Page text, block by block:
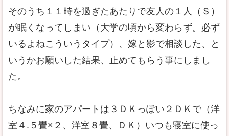
そのうち１１時を過ぎたあたりで友人の１人（Ｓ）
が眠くなってしまい（大学の頃から変わらず。必ず
いるよねこういうタイプ）、嫁と影で相談した、と
いうかお願いした結果、止めてもらう事にしまし
た。
ちなみに家のアパートは３ＤＫっぽい２ＤＫで（洋
室４.５畳×２、洋室８畳、ＤＫ）いつも寝室に使っ